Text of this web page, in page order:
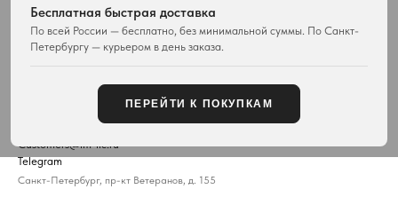
Бесплатная быстрая доставка
По всей России — бесплатно, без минимальной суммы. По Санкт-
Петербургу — курьером в день заказа.
ПЕРЕЙТИ К ПОКУПКАМ
Отзывы покупателей
Контакты
Карта сайта
Новости и проекты
Все материалы
+7 929 115-81-82
Customers@lm-llc.ru
Telegram
Санкт-Петербург, пр-кт Ветеранов, д. 155